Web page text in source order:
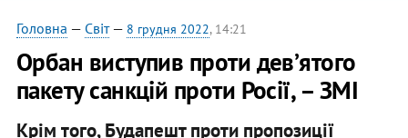
Головна — Світ— 8 грудня 2022, 14:21
Орбан виступив проти девʼятого
пакету санкцій проти Росії, – ЗМІ
Крім того, Будапешт проти пропозиції